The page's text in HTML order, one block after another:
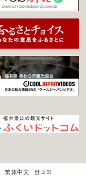
繁体中文 한국어